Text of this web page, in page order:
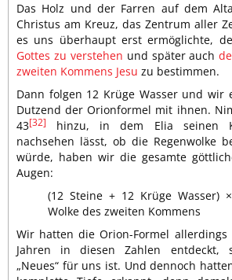
Das Holz und der Farren auf dem
Christus am Kreuz, das Zentrum aller
es uns überhaupt erst ermöglichte,
Gottes zu verstehen und später auch
zweiten Kommens Jesu zu bestimmen.
Dann folgen 12 Krüge Wasser und wir
Dutzend der Orionformel mit ihnen.
43[32]
hinzu, in dem Elia seinen
nachsehen lässt, ob die Regenwolke
würde, haben wir die gesamte
Augen:
(12 Steine + 12 Krüge Wasser)
Wolke des zweiten Kommens
Wir hatten die Orion-Formel
Jahren in diesen Zahlen entdeckt,
„Neues“ für uns ist. Und dennoch